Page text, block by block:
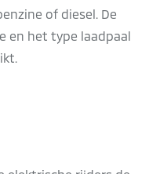
of diesel. De
en het type laadpaal